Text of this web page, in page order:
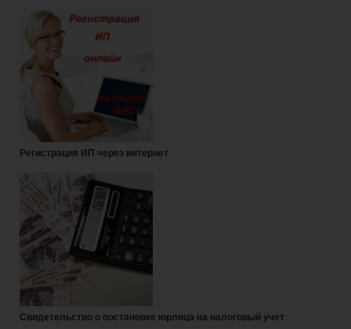
Регистрация ИП через интернет
Свидетельство о постановке юрлица на налоговый учет